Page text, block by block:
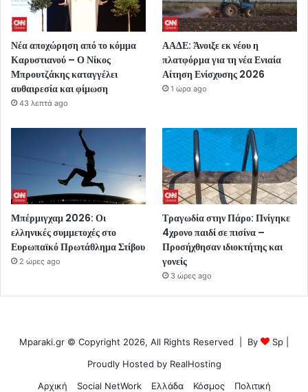
Νέα αποχώρηση από το κόμμα
Καρυστιανού – Ο Νίκος
Μπρουτζάκης καταγγέλει
αυθαιρεσία και φίμωση
43 λεπτά ago
ΑΑΔΕ: Άνοιξε εκ νέου η
πλατφόρμα για τη νέα Ενιαία
Αίτηση Ενίσχυσης 2026
1 ώρα ago
Μπέρμιγχαμ 2026: Οι
ελληνικές συμμετοχές στο
Ευρωπαϊκό Πρωτάθλημα Στίβου
2 ώρες ago
Τραγωδία στην Πάρο: Πνίγηκε
4χρονο παιδί σε πισίνα –
Προσήχθησαν ιδιοκτήτης και
γονείς
3 ώρες ago
Mparaki.gr © Copyright 2026, All Rights Reserved | By Sp
Proudly Hosted by RealHosting
Αρχική
Social NetWork Ελλάδα Κόσμος Πολιτική